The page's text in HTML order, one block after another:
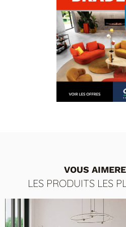
VOUS
LES PRODUITS LES